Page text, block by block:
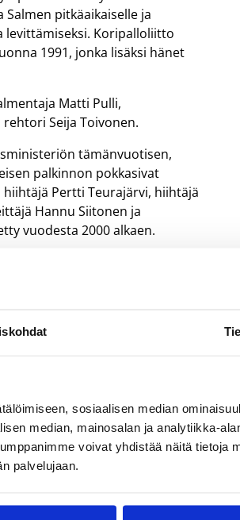
sosiaalisen median
median, mainosalan ja analytiikka-
voivat yhdistää näitä tietoja
palvelujaan.
pitkäaikaiselle ja
levittämiseksi. Koripalloliitto
1991, jonka lisäksi hänet
Matti Pulli,
Seija Toivonen.
tämänvuotisen,
palkinnon pokkasivat
Pertti Teurajärvi, hiihtäjä
Hannu Siitonen ja
vuodesta 2000 alkaen.